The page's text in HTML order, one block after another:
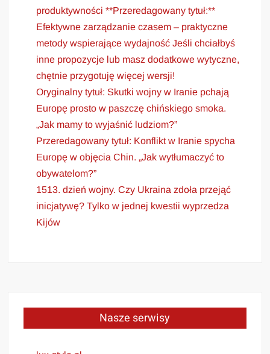
produktywności **Przeredagowany tytuł:**
Efektywne zarządzanie czasem – praktyczne
metody wspierające wydajność Jeśli chciałbyś
inne propozycje lub masz dodatkowe wytyczne,
chętnie przygotuję więcej wersji!
Oryginalny tytuł: Skutki wojny w Iranie pchają
Europę prosto w paszczę chińskiego smoka.
„Jak mamy to wyjaśnić ludziom?”
Przeredagowany tytuł: Konflikt w Iranie spycha
Europę w objęcia Chin. „Jak wytłumaczyć to
obywatelom?”
1513. dzień wojny. Czy Ukraina zdoła przejąć
inicjatywę? Tylko w jednej kwestii wyprzedza
Kijów
Nasze serwisy